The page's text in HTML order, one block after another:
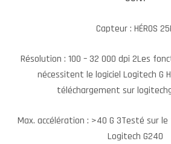
Capteur : HÉROS
Résolution : 100 – 32 000 dpi 2Les
nécessitent le logiciel Logitech G
téléchargement sur
Max. accélération : >40 G 3Testé sur
Logitech G240